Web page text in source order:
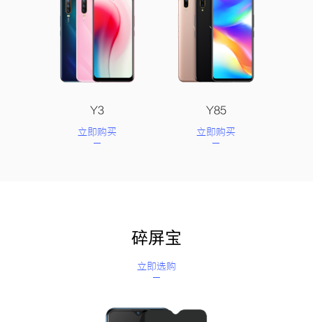
Y3
立即购买
Y85
立即购买
碎屏宝
立即选购